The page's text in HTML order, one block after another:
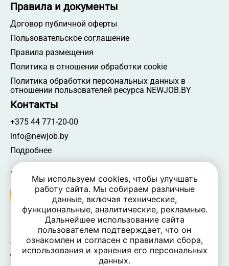
Работа с полной занятостью
Работа с опытом 1-3 года
образованием
Правила и документы
Договор публичной оферты
Пользовательское соглашение
Правила размещения
Политика в отношении обработки cookie
Политика обработки персональных данных в
отношении пользователей ресурса NEWJOB.BY
Контакты
+375 44 771-20-00
info@newjob.by
Подробнее
Мы в соцсетях
NEWJOB.BY 🐝 2024 - 2026 | Все права защищены
ООО «Атамантия» | УНП 693331617
Беларусь, Минская обл., Минский р-н, Новодворский
c/c,
дом 40/2, оф. 52, р-н д. Большое Стиклево, 223060
Время работы: пн-пт 09:00-17:30, вых. — сб, вс
Мы используем cookies, чтобы улучшать
работу сайта. Мы собираем различные
данные, включая технические,
функциональные, аналитические, рекламные.
Дальнейшее использование сайта
пользователем подтверждает, что он
ознакомлен и согласен с правилами сбора,
использования и хранения его персональных
данных.